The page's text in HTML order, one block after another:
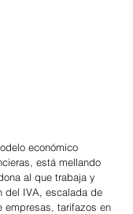
económico
está mellando
al que trabaja y
del IVA, escalada de
empresas, tarifazos en